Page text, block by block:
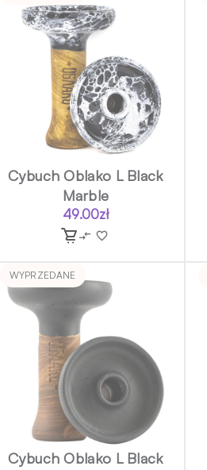
Cybuch Oblako L Black
Marble
49.00zł
WYPRZEDANE
Cybuch Oblako L Black